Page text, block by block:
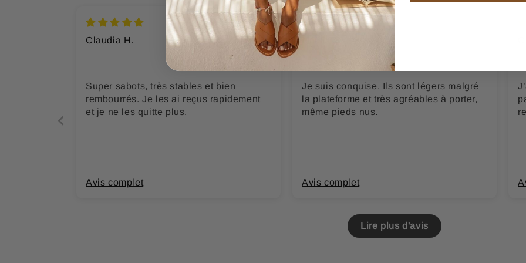
Claudia H.
Super sabots, très stables et bien
rembourrés. Je les ai reçus rapidement
et je ne les quitte plus.
Avis complet
Je suis conquise. Ils sont légers malgré
la plateforme et très agréables à porter,
même pieds nus.
Avis complet
Lire plus d'avis